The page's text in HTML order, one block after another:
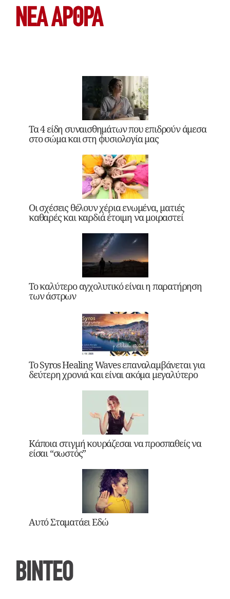
ΝΕΑ ΆΡΘΡΑ
Τα 4 είδη συναισθημάτων που επιδρούν άμεσα
στο σώμα και στη φυσιολογία μας
Οι σχέσεις θέλουν χέρια ενωμένα, ματιές
καθαρές και καρδιά έτοιμη να μοιραστεί
Το καλύτερο αγχολυτικό είναι η παρατήρηση
των άστρων
Το Syros Healing Waves επαναλαμβάνεται για
δεύτερη χρονιά και είναι ακόμα μεγαλύτερο
Κάποια στιγμή κουράζεσαι να προσπαθείς να
είσαι “σωστός”
Αυτό Σταματάει Εδώ
ΒΙΝΤΕΟ